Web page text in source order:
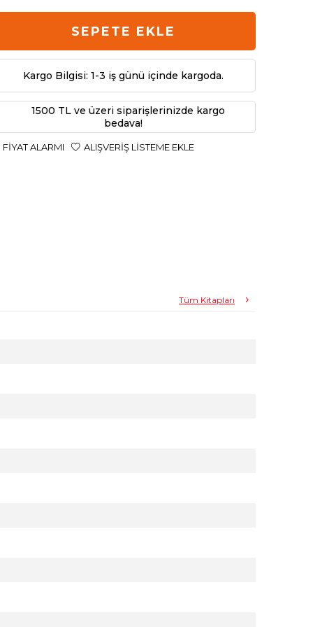
SEPETE EKLE
Kargo Bilgisi: 1-3 iş günü içinde kargoda.
1500 TL ve üzeri siparişlerinizde kargo
bedava!
FIYAT ALARMI ALIŞVERIŞ LISTEME EKLE
Tüm Kitapları